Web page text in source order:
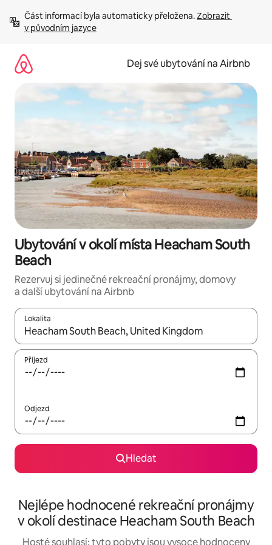
obsah
Část informací byla automaticky přeložena. Zobrazit
v původním jazyce
Dej své ubytování na Airbnb
Ubytování v okolí místa Heacham South
Beach
Rezervuj si jedinečné rekreační pronájmy, domovy
a další ubytování na Airbnb
Lokalita
Až budou výsledky k dispozici, můžeš si je procházet pomocí
Příjezd
Odjezd
Hledat
Nejlépe hodnocené rekreační pronájmy
v okolí destinace Heacham South Beach
Hosté souhlasí: tyto pobyty jsou vysoce hodnoceny